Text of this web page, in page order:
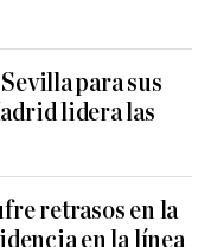
para sus
lidera las
retrasos en la
en la línea